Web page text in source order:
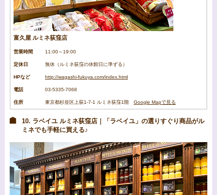
富久屋 ルミネ荻窪店
営業時間 11:00～19:00
定休日 無休（ルミネ荻窪の休館日に準ずる）
HPなど http://wagashi-fukuya.com/index.html
電話 03-5335-7068
住所 東京都杉並区上荻1-7-1 ルミネ荻窪1階 Google Mapで見る
10. ラベイユ ルミネ荻窪店｜「ラベイユ」の選りすぐり商品がル
ミネでも手軽に買える♪